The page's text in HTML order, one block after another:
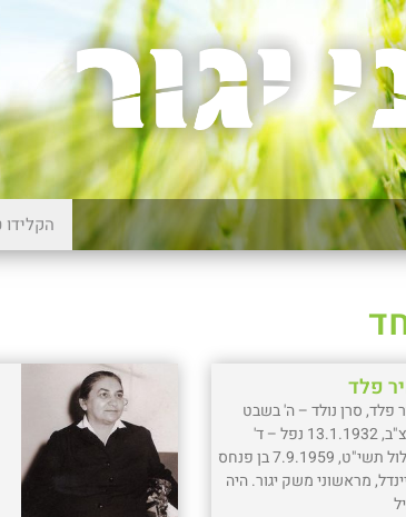
פלד
פלד, סרן נולד – ה' בשבט
תרצ"ב, 13.1.1932 נפל – ד'
באלול תשי"ט, 7.9.1959 בן פנחס
מראשוני משק יגור. היה